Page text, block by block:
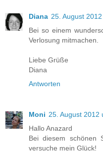
Diana 25. August
Bei so einem
Verlosung mitmachen.
Liebe Grüße
Diana
Antworten
Moni 25. August 2012
Hallo Anazard
Bei diesem schönen
versuche mein Glück!